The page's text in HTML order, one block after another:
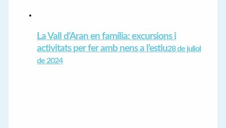
La Vall d’Aran en família: excursions i
activitats per fer amb nens a l’estiu28 de juliol
de 2024